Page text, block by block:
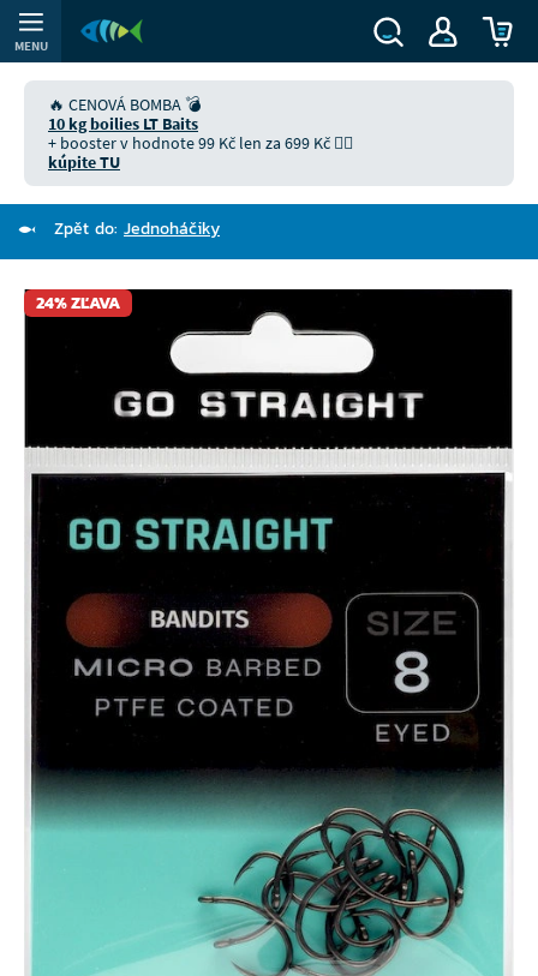
MENU
🔥 CENOVÁ BOMBA 💣
10 kg boilies LT Baits
+ booster v hodnote 99 Kč len za 699 Kč 👉🏻
kúpite TU
Zpět do: Jednoháčiky
24% ZĽAVA